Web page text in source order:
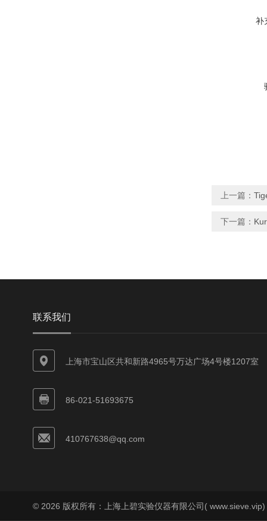
补
上一篇：
下一篇：
联系我们
上海市宝山区共和新路4965号万达广场4号楼1207室
86-021-51693675
410767638@qq.com
© 2026 版权所有：上海上碧实验仪器有限公司(